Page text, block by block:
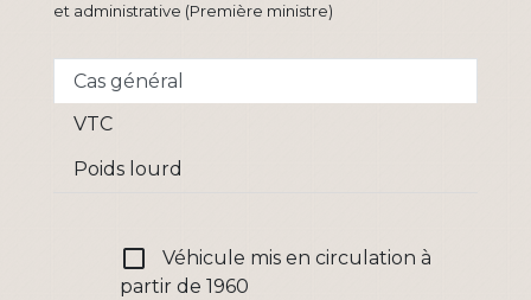
et administrative (Première ministre)
Cas général
VTC
Poids lourd
check_box_outline_blank
Véhicule mis en circulation à
partir de 1960